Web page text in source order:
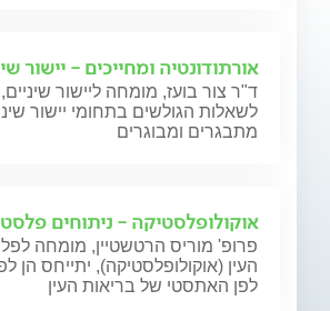
אורתודונטיה ומחייכים - יישור
ד"ר צור בועז, מומחה ליישור
לשאלות הגולשים בתחומי יישור
מתבגרים ומבוגרים
אוקולופלסטיקה - ניתוחים
פרופ' מוריס הרטשטיין, מומחה
העין (אוקולופלסטיקה), יתייחס הן
לפן האתסטי של בריאות העין